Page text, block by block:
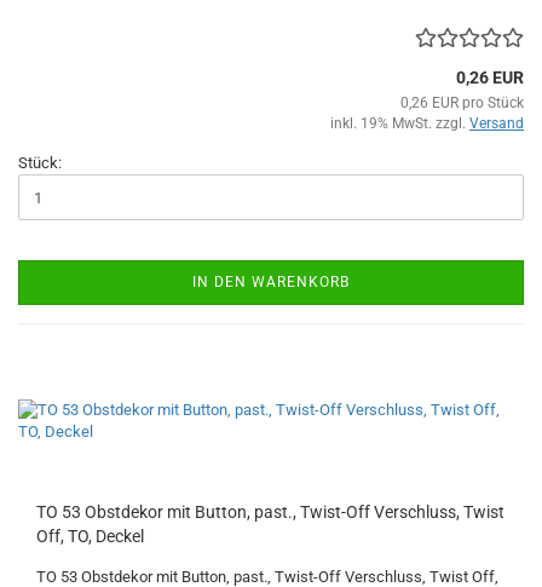
0,26 EUR
0,26 EUR pro Stück
inkl. 19% MwSt. zzgl. Versand
Stück:
IN DEN WARENKORB
TO 53 Obstdekor mit Button, past., Twist-Off Verschluss, Twist
Off, TO, Deckel
TO 53 Obstdekor mit Button, past., Twist-Off Verschluss, Twist Off,